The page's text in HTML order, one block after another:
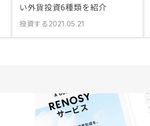
い外貨投資6種類を紹介
投資する 2021.05.21